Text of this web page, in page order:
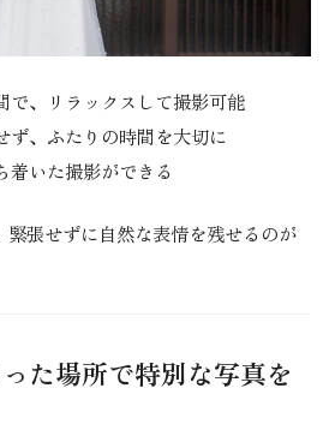
、リラックスして撮影可能
、ふたりの時間を大切に
いた撮影ができる
張せずに自然な表情を残せるのが
た場所で特別な写真を